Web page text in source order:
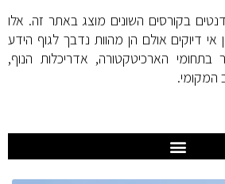
בקורסים השונים מוצג באתר זה. אלו
אי דיוקים אולם הן מהוות נדבך לגוף הידע
בתחומי הארכיטקטורה, אדריכלות הנוף,
המקומי.